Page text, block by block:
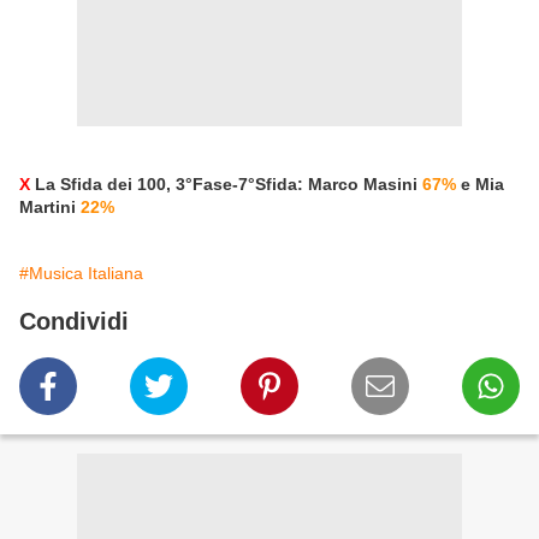
X La Sfida dei 100, 3°Fase-7°Sfida: Marco Masini 67% e Mia
Martini 22%
#Musica Italiana
Condividi